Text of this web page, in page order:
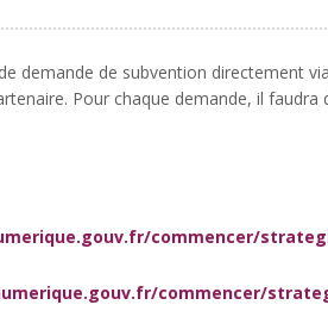
demande de subvention directement
Pour chaque demande, il
commencer/
commencer/